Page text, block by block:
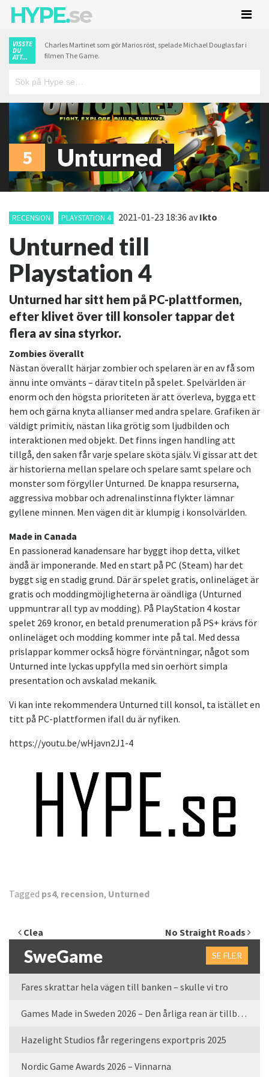
HYPE.se
VISSTE
DU
ATT...
Charles Martinet som gör Marios röst, spelade Michael Douglas far i
filmen The Game.
5 Unturned
RECENSION PLAYSTATION 4 2021-01-23 18:36 avIkto
Unturned till
Playstation 4
Unturned har sitt hem på PC-plattformen,
efter klivet över till konsoler tappar det
flera av sina styrkor.
Zombies överallt
Nästan överallt härjar zombier och spelaren är en av få som
ännu inte omvänts – därav titeln på spelet. Spelvärlden är
enorm och den högsta prioriteten är att överleva, bygga ett
hem och gärna knyta allianser med andra spelare. Grafiken är
väldigt primitiv, nästan lika grötig som ljudbilden och
interaktionen med objekt. Det finns ingen handling att
tillgå, den saken får varje spelare sköta själv. Vi gissar att det
är historierna mellan spelare och spelare samt spelare och
monster som förgyller Unturned. De knappa resurserna,
aggressiva mobbar och adrenalinstinna flykter lämnar
gyllene minnen. Men vägen dit är klumpig i konsolvärlden.
Made in Canada
En passionerad kanadensare har byggt ihop detta, vilket
ändå är imponerande. Med en start på PC (Steam) har det
byggt sig en stadig grund. Där är spelet gratis, onlineläget är
gratis och moddingmöjligheterna är oändliga (Unturned
uppmuntrar all typ av modding). På PlayStation 4 kostar
spelet 269 kronor, en betald prenumeration på PS+ krävs för
onlineläget och modding kommer inte på tal. Med dessa
prislappar kommer också högre förväntningar, något som
Unturned inte lyckas uppfylla med sin oerhört simpla
presentation och avskalad mekanik.
Vi kan inte rekommendera Unturned till konsol, ta istället en
titt på PC-plattformen ifall du är nyfiken.
https://youtu.be/wHjavn2J1-4
Tagged ps4, recension, Unturned
Inläggsnavigering
Clea No Straight Roads
SweGame SE FLER
Fares skrattar hela vägen till banken – skulle vi tro
Games Made in Sweden 2026 – Den årliga rean är tillbaka
Hazelight Studios får regeringens exportpris 2025
Nordic Game Awards 2026 – Vinnarna